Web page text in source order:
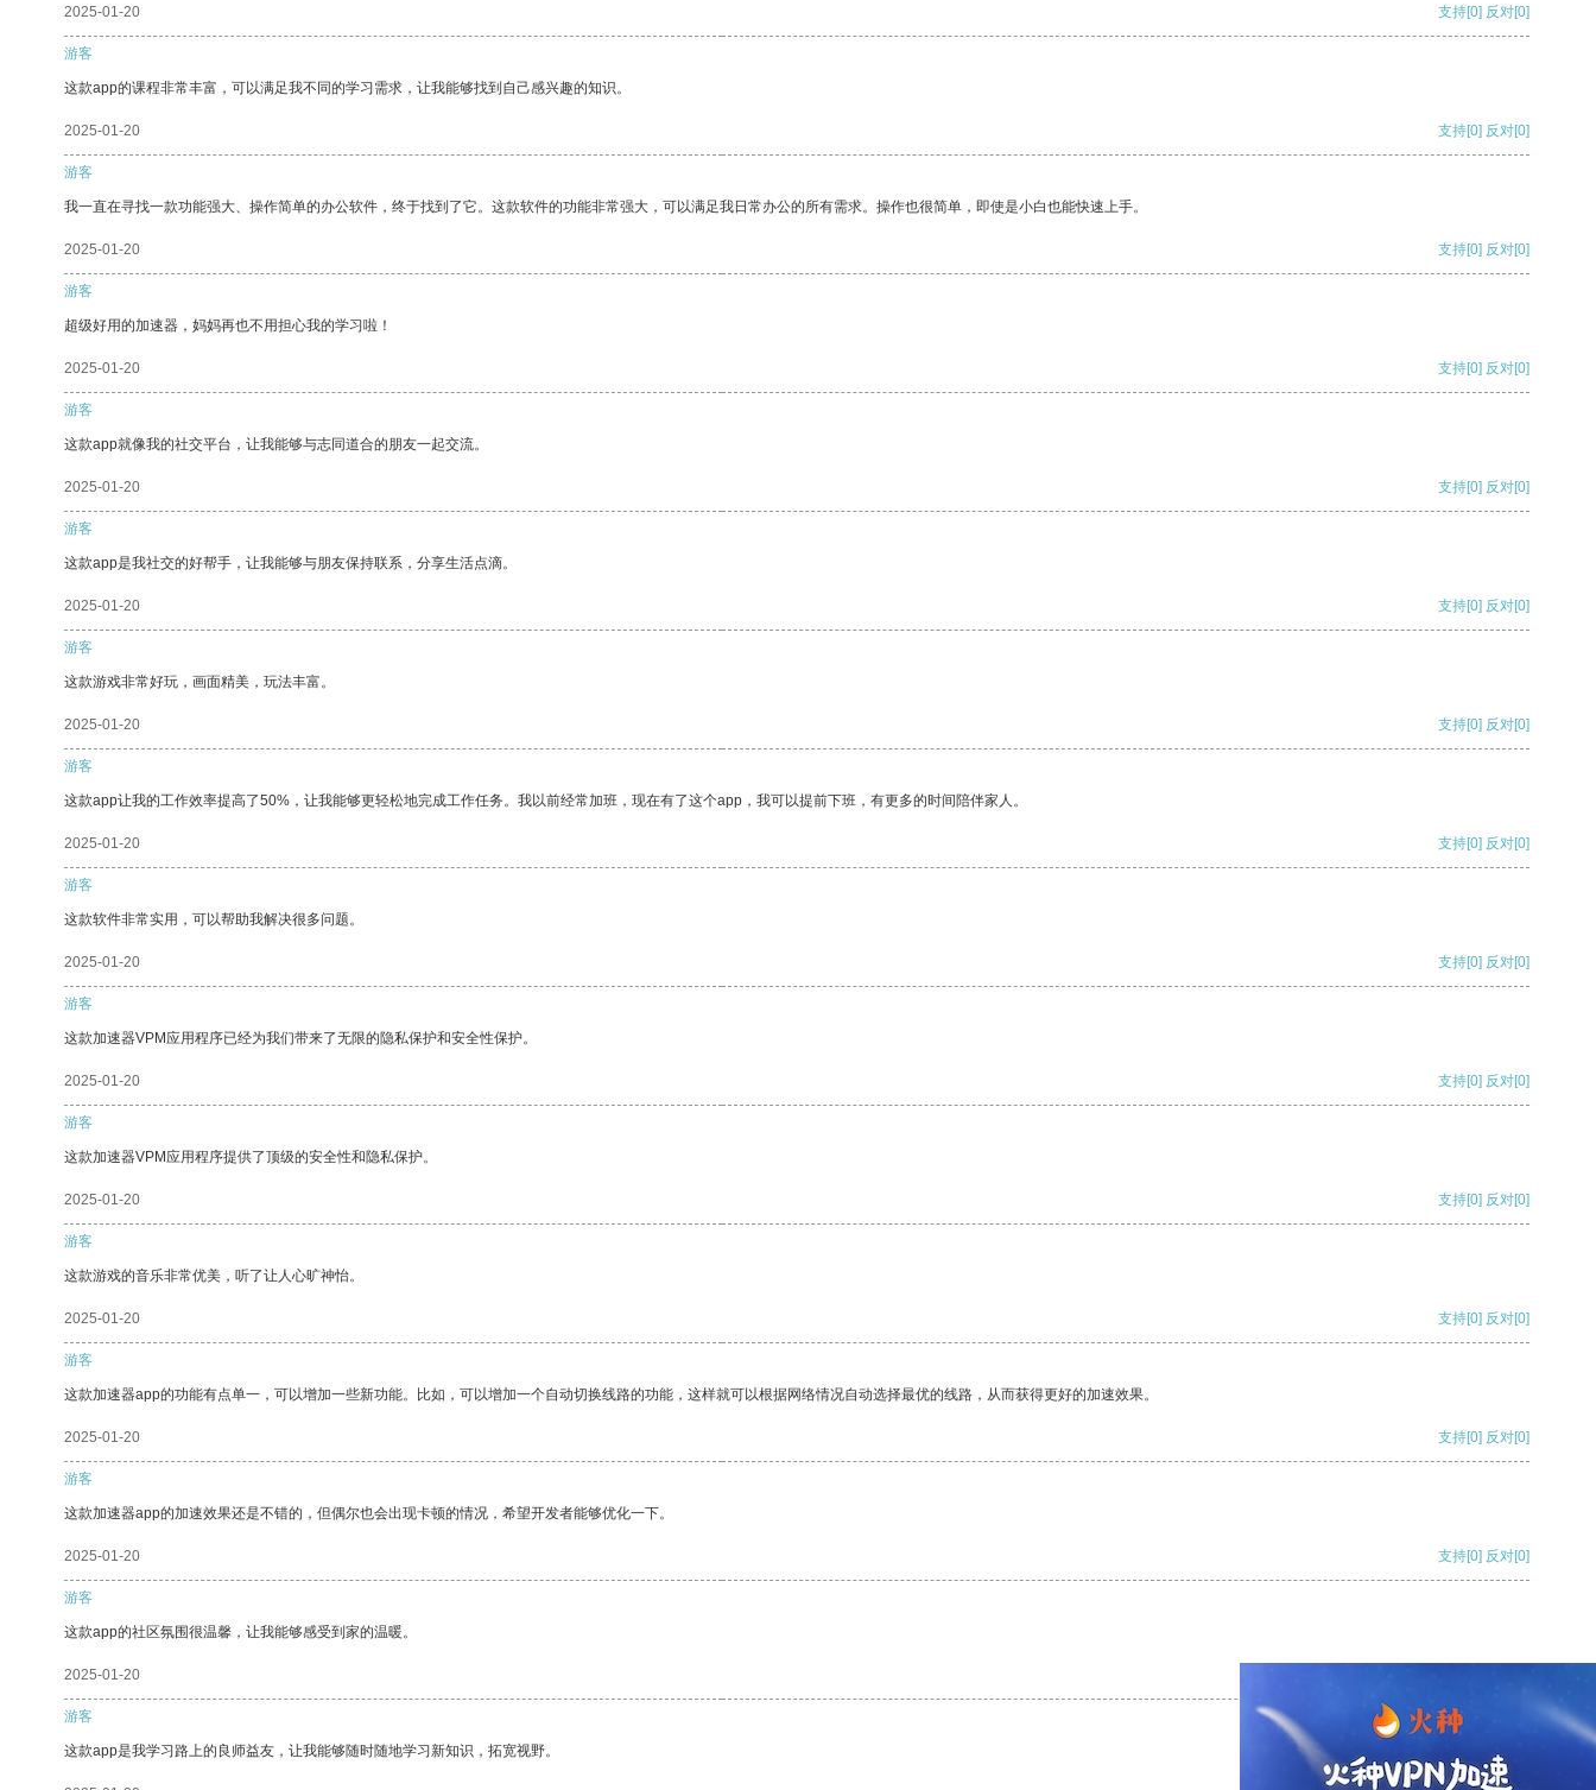
2025-01-20 支持[0] 反对[0]
游客
这款app的课程非常丰富，可以满足我不同的学习需求，让我能够找到自己感兴趣的知识。
2025-01-20 支持[0] 反对[0]
游客
我一直在寻找一款功能强大、操作简单的办公软件，终于找到了它。这款软件的功能非常强大，可以满足我日常办公的所有需求。操作也很简单，即使是小白也能快速上手。
2025-01-20 支持[0] 反对[0]
游客
超级好用的加速器，妈妈再也不用担心我的学习啦！
2025-01-20 支持[0] 反对[0]
游客
这款app就像我的社交平台，让我能够与志同道合的朋友一起交流。
2025-01-20 支持[0] 反对[0]
游客
这款app是我社交的好帮手，让我能够与朋友保持联系，分享生活点滴。
2025-01-20 支持[0] 反对[0]
游客
这款游戏非常好玩，画面精美，玩法丰富。
2025-01-20 支持[0] 反对[0]
游客
这款app让我的工作效率提高了50%，让我能够更轻松地完成工作任务。我以前经常加班，现在有了这个app，我可以提前下班，有更多的时间陪伴家人。
2025-01-20 支持[0] 反对[0]
游客
这款软件非常实用，可以帮助我解决很多问题。
2025-01-20 支持[0] 反对[0]
游客
这款加速器VPM应用程序已经为我们带来了无限的隐私保护和安全性保护。
2025-01-20 支持[0] 反对[0]
游客
这款加速器VPM应用程序提供了顶级的安全性和隐私保护。
2025-01-20 支持[0] 反对[0]
游客
这款游戏的音乐非常优美，听了让人心旷神怡。
2025-01-20 支持[0] 反对[0]
游客
这款加速器app的功能有点单一，可以增加一些新功能。比如，可以增加一个自动切换线路的功能，这样就可以根据网络情况自动选择最优的线路，从而获得更好的加速效果。
2025-01-20 支持[0] 反对[0]
游客
这款加速器app的加速效果还是不错的，但偶尔也会出现卡顿的情况，希望开发者能够优化一下。
2025-01-20 支持[0] 反对[0]
游客
这款app的社区氛围很温馨，让我能够感受到家的温暖。
2025-01-20
游客
这款app是我学习路上的良师益友，让我能够随时随地学习新知识，拓宽视野。